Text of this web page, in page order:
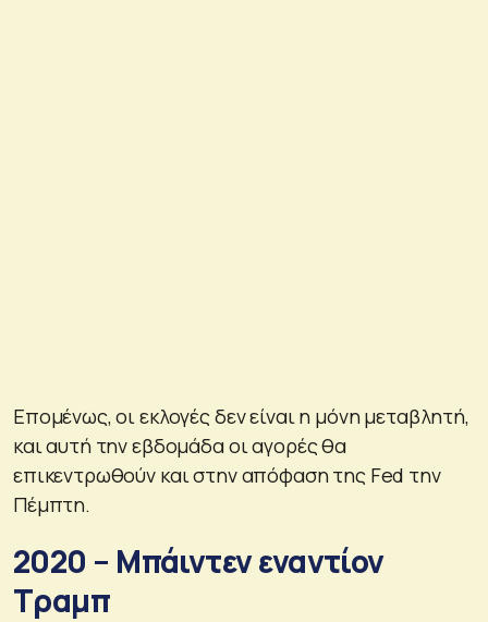
Επομένως, οι εκλογές δεν είναι η μόνη μεταβλητή,
και αυτή την εβδομάδα οι αγορές θα
επικεντρωθούν και στην απόφαση της Fed την
Πέμπτη.
2020 – Μπάιντεν εναντίον
Τραμπ